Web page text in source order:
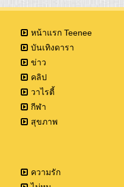
หน้าแรก Teenee
บันเทิงดารา
ข่าว
คลิป
วาไรตี้
กีฬา
สุขภาพ
ความรัก